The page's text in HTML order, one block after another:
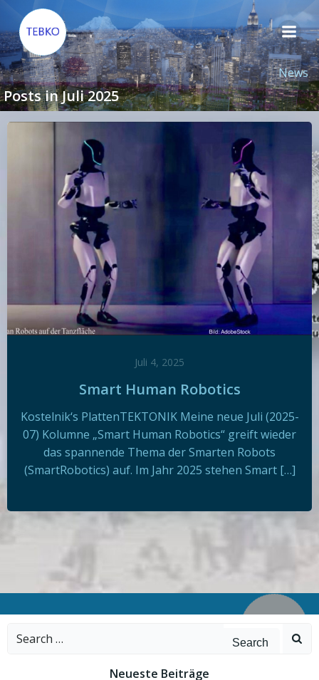
Inhalt
springen
News
Posts in Juli 2025
Juli 4, 2025
Smart Human Robotics
Kostelnik‘s PlattenTEKTONIK Meine neue Juli (2025-
07) Kolumne „Smart Human Robotics“ greift wieder
das spannende Thema der Smarten Robots
(SmartRobotics) auf. Im Jahr 2025 stehen Smart […]
Search
Neueste Beiträge